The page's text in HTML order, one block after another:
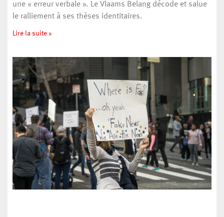
une « erreur verbale ». Le Vlaams Belang décode et salue
le ralliement à ses thèses identitaires.
Lire la suite »